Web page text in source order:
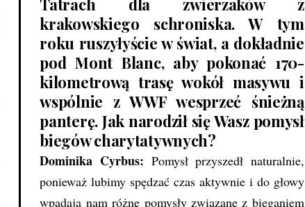
Tatrach dla zwierzaków z
krakowskiego schroniska. W tym
roku ruszyłyście w świat, a dokładnie
pod Mont Blanc, aby pokonać 170-
kilometrową trasę wokół masywu i
wspólnie z WWF wesprzeć śnieżną
panterę. Jak narodził się Wasz pomysł
biegów charytatywnych?
Dominika Cyrbus: Pomysł przyszedł naturalnie,
ponieważ lubimy spędzać czas aktywnie i do głowy
wpadają nam różne pomysły związane z bieganiem